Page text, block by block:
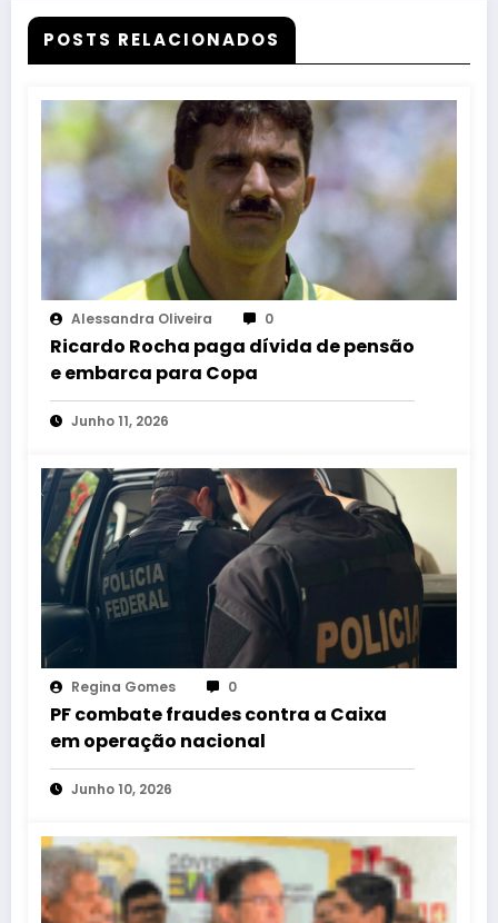
POSTS RELACIONADOS
Alessandra Oliveira 0
Ricardo Rocha paga dívida de pensão
e embarca para Copa
Junho 11, 2026
Regina Gomes 0
PF combate fraudes contra a Caixa
em operação nacional
Junho 10, 2026